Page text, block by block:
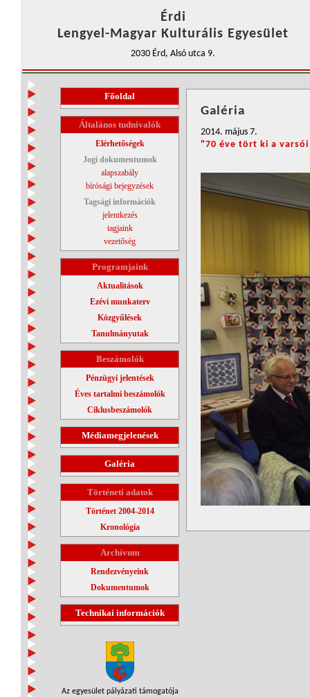
Érdi
Lengyel-Magyar Kulturális Egyesület
2030 Érd, Alsó utca 9.
Főoldal
Általános tudnivalók
Elérhetőségek
Jogi dokumentumok
alapszabály
bírósági bejegyzések
Tagsági információk
jelentkezés
tagjaink
vezetőség
Programjaink
Aktualitások
Ezévi munkaterv
Közgyűlések
Tanulmányutak
Beszámolók
Pénzügyi jelentések
Éves tartalmi beszámolók
Ciklusbeszámolók
Médiamegjelenések
Galéria
Történeti adatok
Történet 2004-2014
Kronológia
Archívum
Rendezvényeink
Dokumentumok
Technikai információk
Az egyesület pályázati támogatója
Galéria
2014. május 7.
"70 éve tört ki a varsói